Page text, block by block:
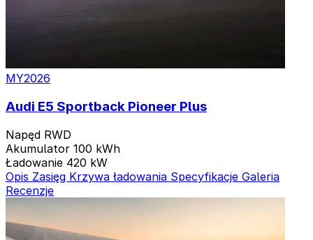
MY2026
Audi E5 Sportback Pioneer Plus
Napęd RWD
Akumulator 100 kWh
Ładowanie 420 kW
Opis Zasięg Krzywa ładowania Specyfikacje Galeria
Recenzje